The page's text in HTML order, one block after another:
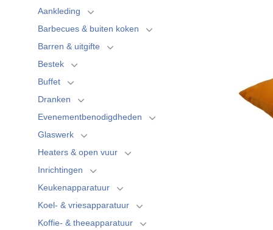
Aankleding
Barbecues & buiten koken
Barren & uitgifte
Bestek
Buffet
Dranken
Evenementbenodigdheden
Glaswerk
Heaters & open vuur
Inrichtingen
Keukenapparatuur
Koel- & vriesapparatuur
Koffie- & theeapparatuur